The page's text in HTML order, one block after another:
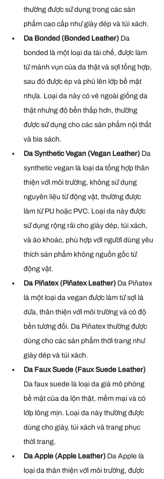
thường được sử dụng trong các sản
phẩm cao cấp như giày dép và túi xách.
Da Bonded (Bonded Leather) Da
bonded là một loại da tái chế, được làm
từ mảnh vụn của da thật và sợi tổng hợp,
sau đó được ép và phủ lên lớp bề mặt
nhựa. Loại da này có vẻ ngoài giống da
thật nhưng độ bền thấp hơn, thường
được sử dụng cho các sản phẩm nội thất
và bìa sách.
Da Synthetic Vegan (Vegan Leather) Da
synthetic vegan là loại da tổng hợp thân
thiện với môi trường, không sử dụng
nguyên liệu từ động vật, thường được
làm từ PU hoặc PVC. Loại da này được
sử dụng rộng rãi cho giày dép, túi xách,
và áo khoác, phù hợp với người dùng yêu
thích sản phẩm không nguồn gốc từ
động vật.
Da Piñatex (Piñatex Leather) Da Piñatex
là một loại da vegan được làm từ sợi lá
dứa, thân thiện với môi trường và có độ
bền tương đối. Da Piñatex thường được
dùng cho các sản phẩm thời trang như
giày dép và túi xách.
Da Faux Suede (Faux Suede Leather)
Da faux suede là loại da giả mô phỏng
bề mặt của da lộn thật, mềm mại và có
lớp lông mịn. Loại da này thường được
dùng cho giày, túi xách và trang phục
thời trang.
Da Apple (Apple Leather) Da Apple là
loại da thân thiện với môi trường, được